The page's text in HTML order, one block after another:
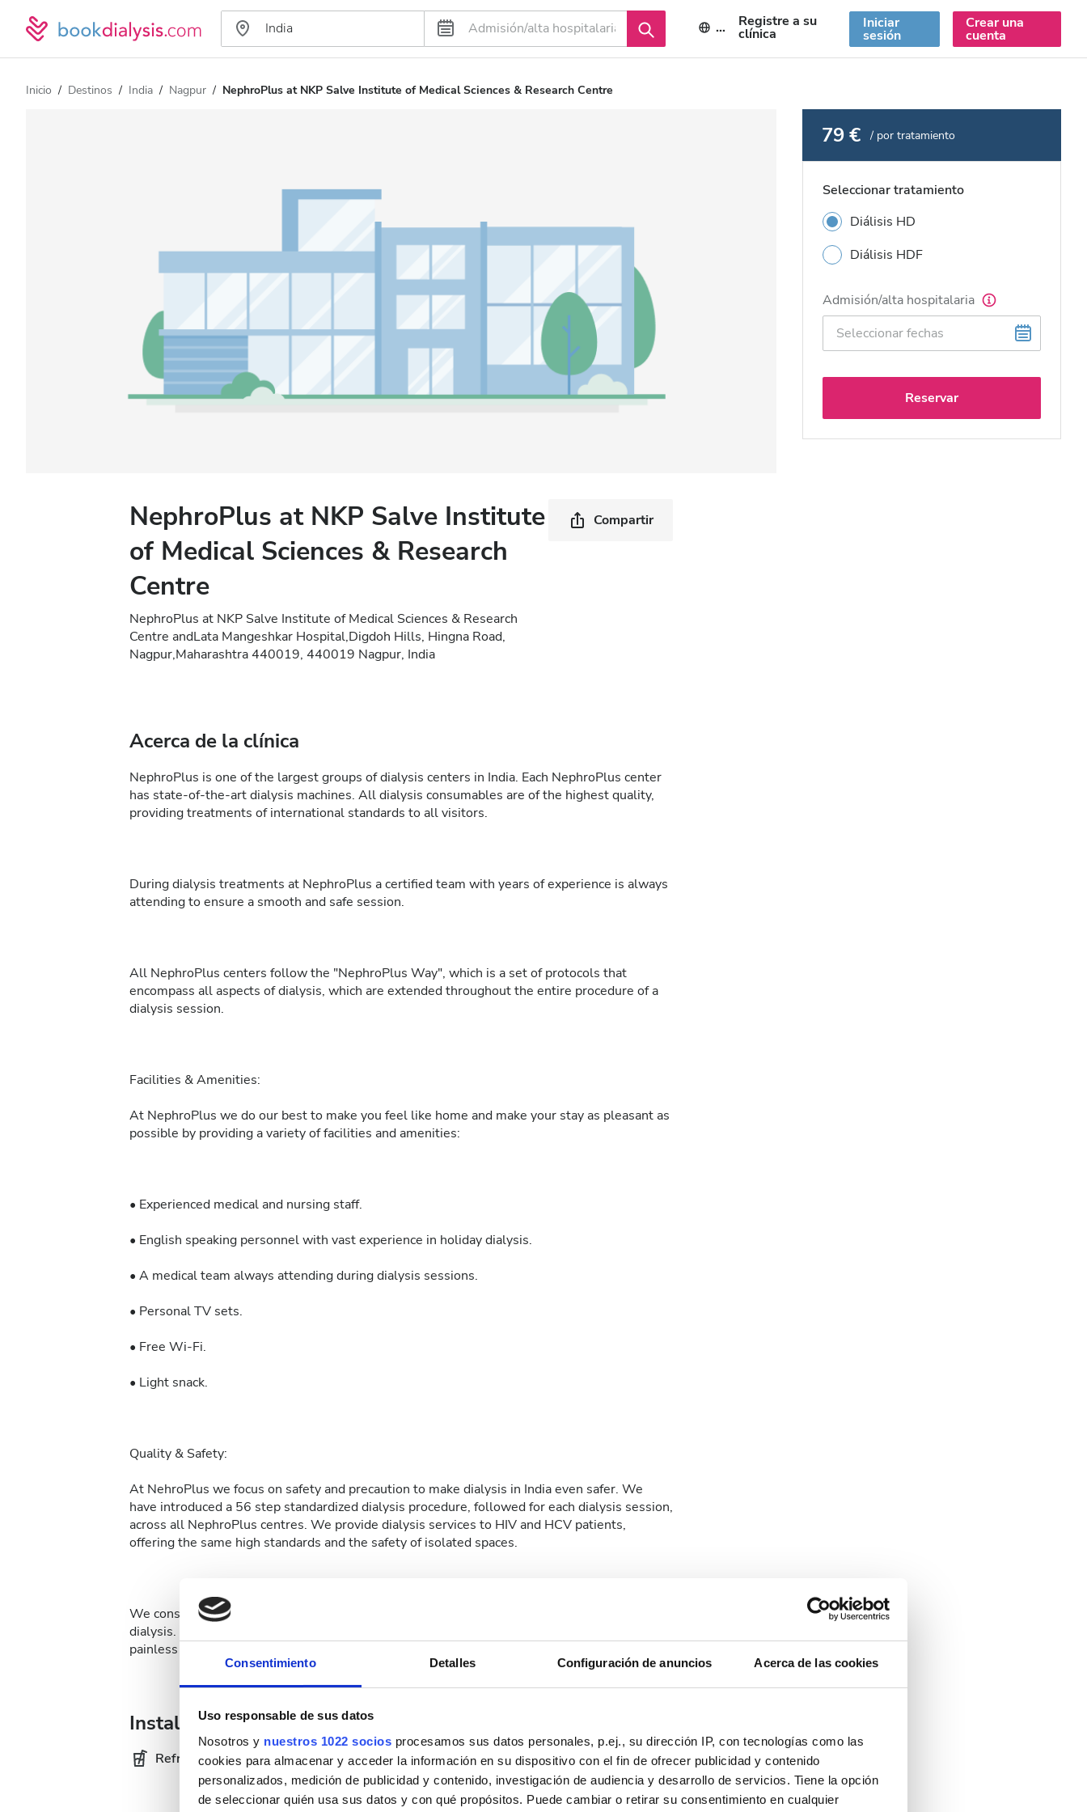
Consentimiento Detalles Configuración de anuncios Acerca de las cookies
Uso responsable de sus datos
Nosotros y nuestros 1022 socios procesamos sus datos personales, p.ej., su dirección IP, con tecnologías como las
cookies para almacenar y acceder la información en su dispositivo con el fin de ofrecer publicidad y contenido
personalizados, medición de publicidad y contenido, investigación de audiencia y desarrollo de servicios. Tiene la opción
de seleccionar quién usa sus datos y con qué propósitos. Puede cambiar o retirar su consentimiento en cualquier
ES Registre a su
clínica
Iniciar
sesión
Crear una
cuenta
Inicio Destinos India Nagpur NephroPlus at NKP Salve Institute of Medical Sciences & Research Centre
NephroPlus at NKP Salve Institute
of Medical Sciences & Research
Centre
NephroPlus at NKP Salve Institute of Medical Sciences & Research
Centre andLata Mangeshkar Hospital,Digdoh Hills, Hingna Road,
Nagpur,Maharashtra 440019, 440019 Nagpur, India
Compartir
Acerca de la clínica
NephroPlus is one of the largest groups of dialysis centers in India. Each NephroPlus center
has state-of-the-art dialysis machines. All dialysis consumables are of the highest quality,
providing treatments of international standards to all visitors.
During dialysis treatments at NephroPlus a certified team with years of experience is always
attending to ensure a smooth and safe session.
All NephroPlus centers follow the "NephroPlus Way", which is a set of protocols that
encompass all aspects of dialysis, which are extended throughout the entire procedure of a
dialysis session.
Facilities & Amenities:
At NephroPlus we do our best to make you feel like home and make your stay as pleasant as
possible by providing a variety of facilities and amenities:
• Experienced medical and nursing staff.
• English speaking personnel with vast experience in holiday dialysis.
• A medical team always attending during dialysis sessions.
• Personal TV sets.
• Free Wi-Fi.
• Light snack.
Quality & Safety:
At NehroPlus we focus on safety and precaution to make dialysis in India even safer. We
have introduced a 56 step standardized dialysis procedure, followed for each dialysis session,
across all NephroPlus centres. We provide dialysis services to HIV and HCV patients,
offering the same high standards and the safety of isolated spaces.
We constantly introduce additional care features for our patients for painless and effective
dialysis. At NephroPlus patients can opt-in for buttonhole needles, which make dialysis a
painless affair.
Instalaciones
Refrescos WiFi gratuito Pantallas de televisión
79 € / por tratamiento
Seleccionar tratamiento
Diálisis HD
Diálisis HDF
Admisión/alta hospitalaria
Reservar